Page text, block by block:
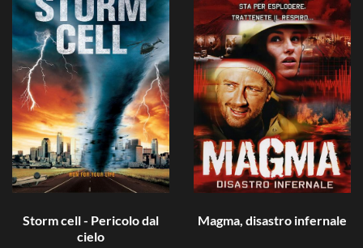
Storm cell - Pericolo dal
cielo
Magma, disastro infernale